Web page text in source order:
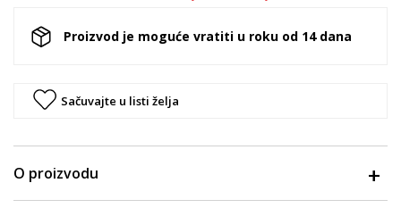
Proizvod je moguće vratiti u roku od 14 dana
Sačuvajte u listi želja
O proizvodu